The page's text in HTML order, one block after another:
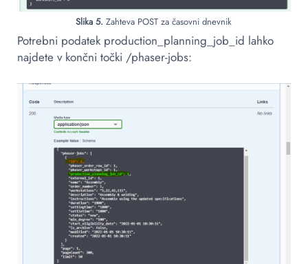
Slika 5. Zahteva POST za časovni dnevnik
Potrebni podatek production_planning_job_id lahko
najdete v končni točki /phaser-jobs: